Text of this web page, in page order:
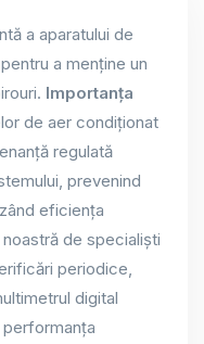
a aparatului de
a menține un
Importanța
de aer condiționat
regulată
prevenind
eficiența
de specialiști
periodice,
digital